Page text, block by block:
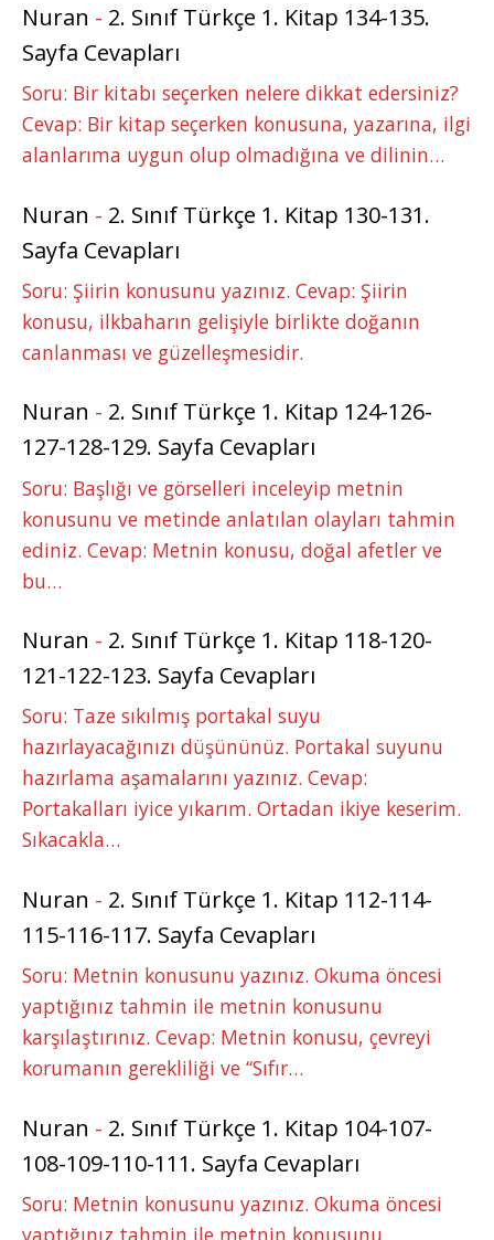
Nuran - 2. Sınıf Türkçe 1. Kitap 134-135.
Sayfa Cevapları
Soru: Bir kitabı seçerken nelere dikkat edersiniz?
Cevap: Bir kitap seçerken konusuna, yazarına, ilgi
alanlarıma uygun olup olmadığına ve dilinin…
Nuran - 2. Sınıf Türkçe 1. Kitap 130-131.
Sayfa Cevapları
Soru: Şiirin konusunu yazınız. Cevap: Şiirin
konusu, ilkbaharın gelişiyle birlikte doğanın
canlanması ve güzelleşmesidir.
Nuran - 2. Sınıf Türkçe 1. Kitap 124-126-
127-128-129. Sayfa Cevapları
Soru: Başlığı ve görselleri inceleyip metnin
konusunu ve metinde anlatılan olayları tahmin
ediniz. Cevap: Metnin konusu, doğal afetler ve
bu…
Nuran - 2. Sınıf Türkçe 1. Kitap 118-120-
121-122-123. Sayfa Cevapları
Soru: Taze sıkılmış portakal suyu
hazırlayacağınızı düşününüz. Portakal suyunu
hazırlama aşamalarını yazınız. Cevap:
Portakalları iyice yıkarım. Ortadan ikiye keserim.
Sıkacakla…
Nuran - 2. Sınıf Türkçe 1. Kitap 112-114-
115-116-117. Sayfa Cevapları
Soru: Metnin konusunu yazınız. Okuma öncesi
yaptığınız tahmin ile metnin konusunu
karşılaştırınız. Cevap: Metnin konusu, çevreyi
korumanın gerekliliği ve “Sıfır…
Nuran - 2. Sınıf Türkçe 1. Kitap 104-107-
108-109-110-111. Sayfa Cevapları
Soru: Metnin konusunu yazınız. Okuma öncesi
yaptığınız tahmin ile metnin konusunu